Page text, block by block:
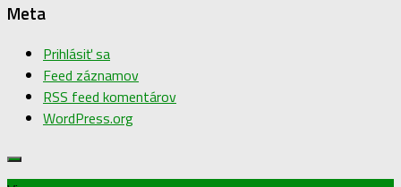
Meta
Prihlásiť sa
Feed záznamov
RSS feed komentárov
WordPress.org